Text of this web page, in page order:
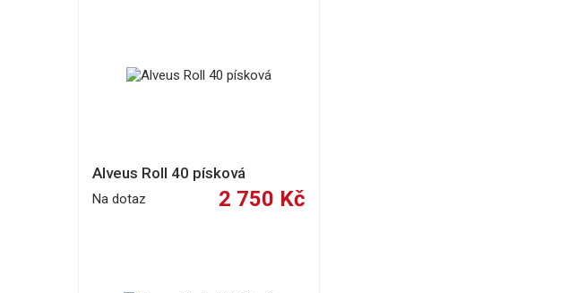
Alveus Roll 40 písková
Na dotaz 2 750 Kč